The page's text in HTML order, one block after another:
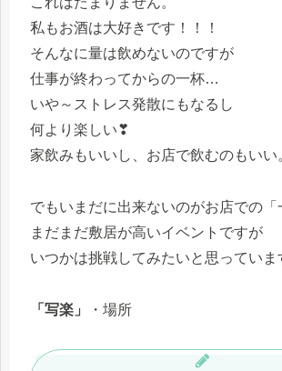
私もお酒は大好きです！！！
そんなに量は飲めないのですが
仕事が終わってからの一杯…
いや～ストレス発散にもなるし
何より楽しい❣
家飲みもいいし、お店で飲むのもいい
でもいまだに出来ないのがお店での「
まだまだ敷居が高いイベントですが
いつかは挑戦してみたいと思っていま
「写楽」 ・場所